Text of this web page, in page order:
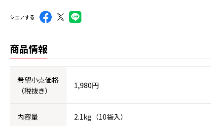
シェアする
商品情報
希望小売価格
（税抜き）
1,980円
内容量 2.1kg（10袋入）